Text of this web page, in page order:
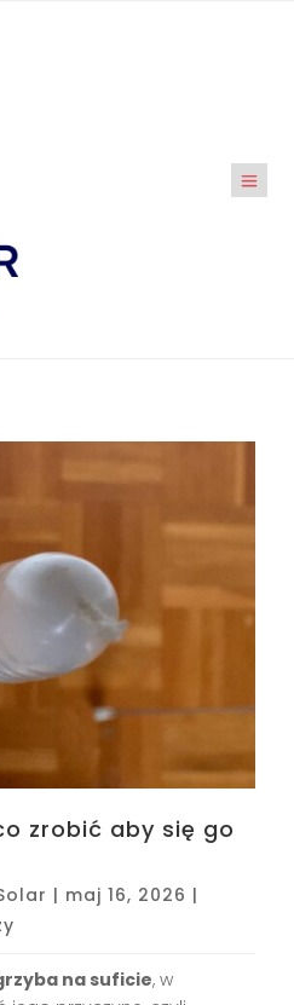
zrobić aby się go
| maj 16, 2026 |
na suficie, w